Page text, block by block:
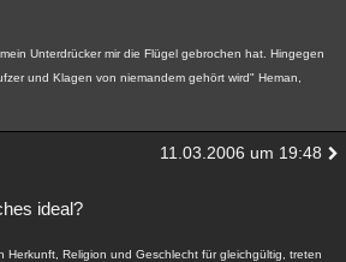
Unterdrücker mir die Flügel gebrochen hat. Hingegen
und Klagen von niemandem gehört wird" Heman,
11.03.2006 um 19:48
ideal?
Herkunft, Religion und Geschlecht für gleichgültig, treten